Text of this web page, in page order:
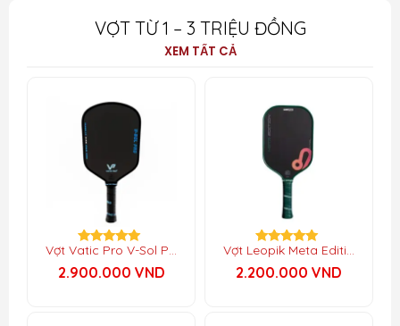
VỢT TỪ 1 – 3 TRIỆU ĐỒNG
XEM TẤT CẢ
Được xếp
hạng
5.00
Vợt Vatic Pro V-Sol Pro
2.900.000 VND
Được xếp
hạng
5.00
Vợt Leopik Meta Edition – Elongated
2.200.000 VND